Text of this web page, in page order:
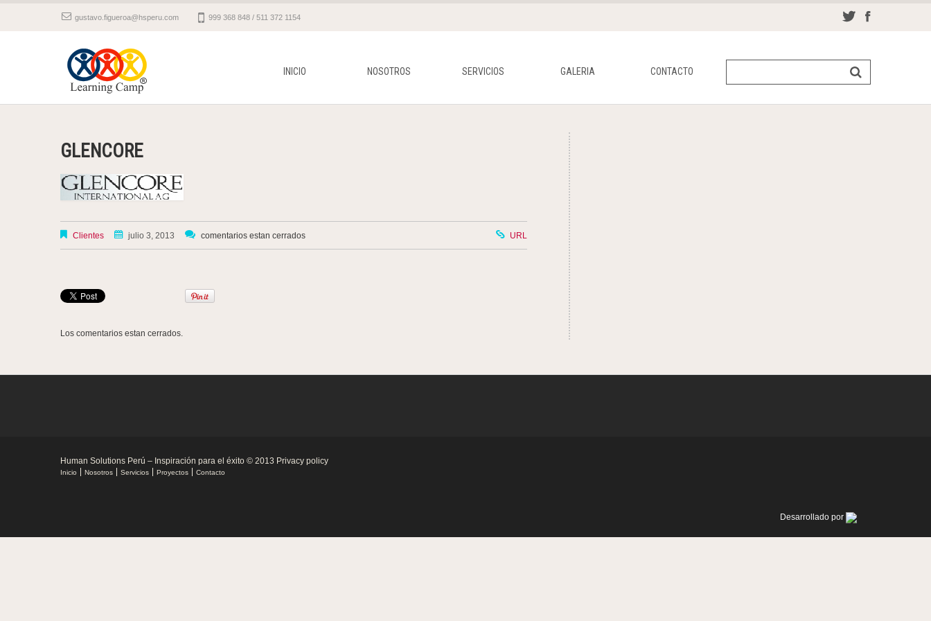
gustavo.figueroa@hsperu.com 999 368 848 / 511 372 1154
INICIO NOSOTROS SERVICIOS GALERIA CONTACTO
GLENCORE
Clientes julio 3, 2013 comentarios estan cerrados URL
Los comentarios estan cerrados.
Human Solutions Perú – Inspiración para el éxito © 2013 Privacy policy
Inicio Nosotros Servicios Proyectos Contacto
Desarrollado por